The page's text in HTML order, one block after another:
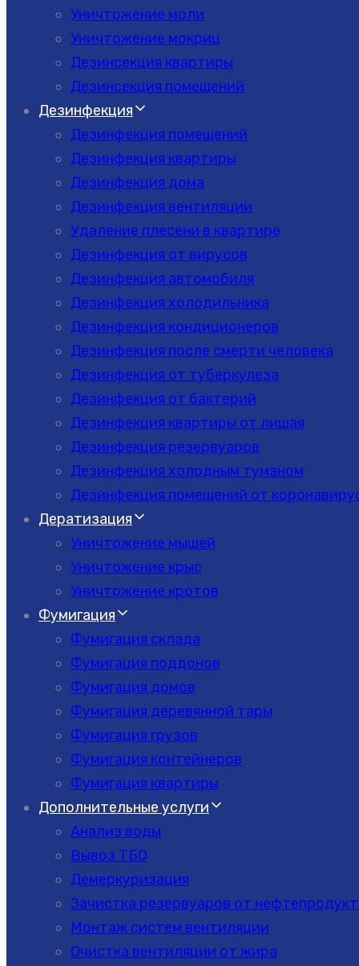
Уничтожение моли
Уничтожение мокриц
Дезинсекция квартиры
Дезинсекция помещений
Дезинфекция
Дезинфекция помещений
Дезинфекция квартиры
Дезинфекция дома
Дезинфекция вентиляции
Удаление плесени в квартире
Дезинфекция от вирусов
Дезинфекция автомобиля
Дезинфекция холодильника
Дезинфекция кондиционеров
Дезинфекция после смерти человека
Дезинфекция от туберкулеза
Дезинфекция от бактерий
Дезинфекция квартиры от лишая
Дезинфекция резервуаров
Дезинфекция холодным туманом
Дезинфекция помещений от
Дератизация
Уничтожение мышей
Уничтожение крыс
Уничтожение кротов
Фумигация
Фумигация склада
Фумигация поддонов
Фумигация домов
Фумигация деревянной тары
Фумигация грузов
Фумигация контейнеров
Фумигация квартиры
Дополнительные услуги
Анализ воды
Вывоз ТБО
Демеркуризация
Зачистка резервуаров от
Монтаж систем вентиляции
Очистка вентиляции от жира